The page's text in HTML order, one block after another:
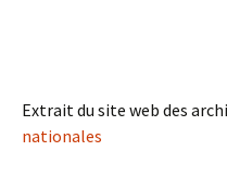
Extrait du site web des
nationales